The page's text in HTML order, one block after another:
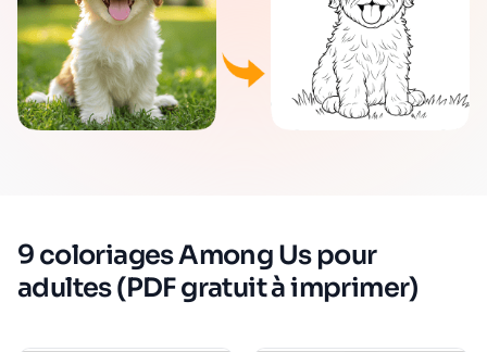
9 coloriages Among Us pour
adultes (PDF gratuit à imprimer)